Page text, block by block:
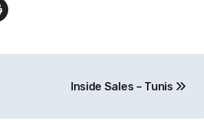
Inside Sales – Tunis